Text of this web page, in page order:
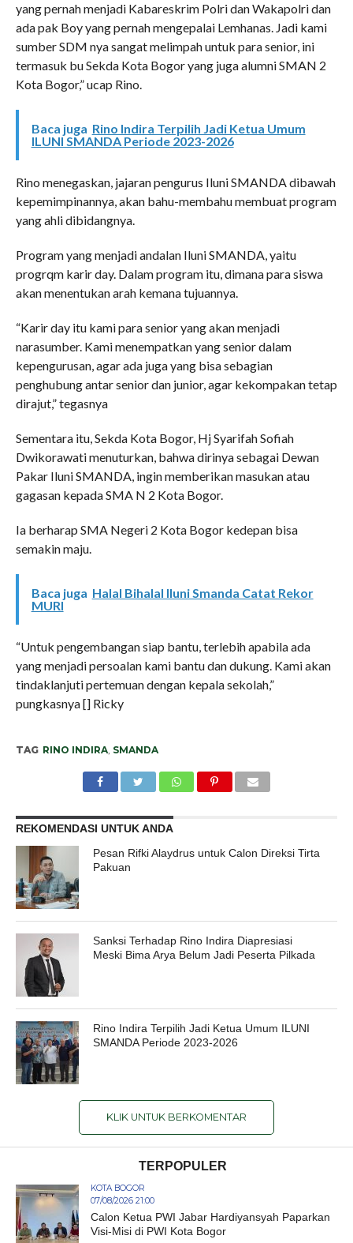
yang pernah menjadi Kabareskrim Polri dan Wakapolri dan
ada pak Boy yang pernah mengepalai Lemhanas. Jadi kami
sumber SDM nya sangat melimpah untuk para senior, ini
termasuk bu Sekda Kota Bogor yang juga alumni SMAN 2
Kota Bogor,” ucap Rino.
Baca juga Rino Indira Terpilih Jadi Ketua Umum
ILUNI SMANDA Periode 2023-2026
Rino menegaskan, jajaran pengurus Iluni SMANDA dibawah
kepemimpinannya, akan bahu-membahu membuat program
yang ahli dibidangnya.
Program yang menjadi andalan Iluni SMANDA, yaitu
progrqm karir day. Dalam program itu, dimana para siswa
akan menentukan arah kemana tujuannya.
“Karir day itu kami para senior yang akan menjadi
narasumber. Kami menempatkan yang senior dalam
kepengurusan, agar ada juga yang bisa sebagian
penghubung antar senior dan junior, agar kekompakan tetap
dirajut,” tegasnya
Sementara itu, Sekda Kota Bogor, Hj Syarifah Sofiah
Dwikorawati menuturkan, bahwa dirinya sebagai Dewan
Pakar Iluni SMANDA, ingin memberikan masukan atau
gagasan kepada SMA N 2 Kota Bogor.
Ia berharap SMA Negeri 2 Kota Bogor kedepan bisa
semakin maju.
Baca juga Halal Bihalal Iluni Smanda Catat Rekor
MURI
“Untuk pengembangan siap bantu, terlebih apabila ada
yang menjadi persoalan kami bantu dan dukung. Kami akan
tindaklanjuti pertemuan dengan kepala sekolah,”
pungkasnya [] Ricky
TAG RINO INDIRA, SMANDA
REKOMENDASI UNTUK ANDA
Pesan Rifki Alaydrus untuk Calon Direksi Tirta
Pakuan
Sanksi Terhadap Rino Indira Diapresiasi
Meski Bima Arya Belum Jadi Peserta Pilkada
Rino Indira Terpilih Jadi Ketua Umum ILUNI
SMANDA Periode 2023-2026
KLIK UNTUK BERKOMENTAR
TERPOPULER
KOTA BOGOR
07/08/2026 21:00
Calon Ketua PWI Jabar Hardiyansyah Paparkan
Visi-Misi di PWI Kota Bogor